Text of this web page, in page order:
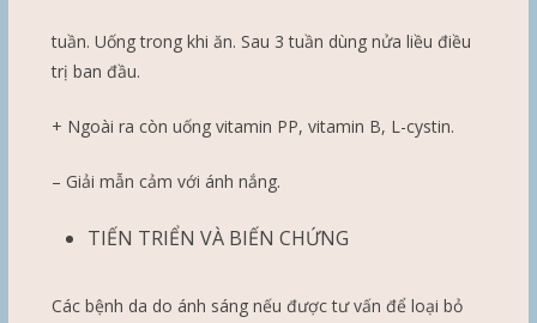
tuần. Uống trong khi ăn. Sau 3 tuần dùng nửa liều điều
trị ban đầu.
+ Ngoài ra còn uống vitamin PP, vitamin B, L-cystin.
– Giải mẫn cảm với ánh nắng.
TIẾN TRIỂN VÀ BIẾN CHỨNG
Các bệnh da do ánh sáng nếu được tư vấn để loại bỏ